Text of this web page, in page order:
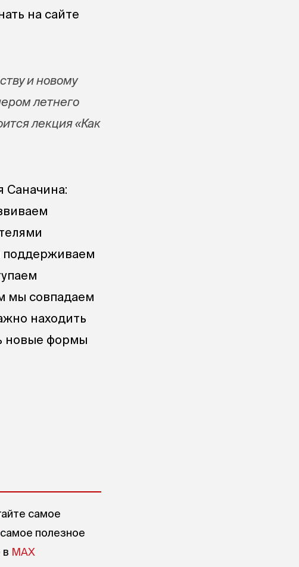
на сайте
и новому
летнего
лекция «Как
Саначина:
поддерживаем
мы совпадаем
находить
новые формы
самое
полезное
в MAX